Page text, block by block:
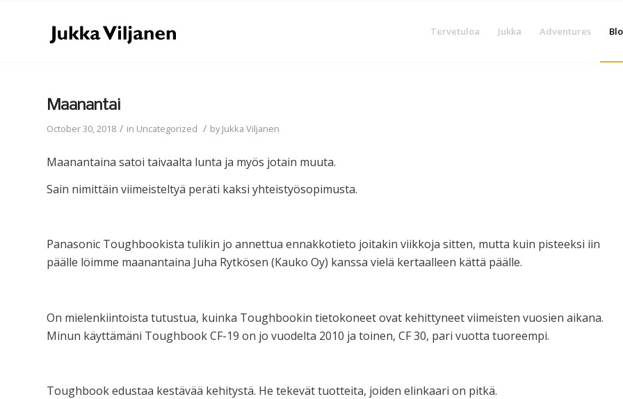
Tervetuloa Jukka Adventures
Maanantai
October 30, 2018 / in Uncategorized / byJukka Viljanen
Maanantaina satoi taivaalta lunta ja myös jotain muuta.
Sain nimittäin viimeisteltyä peräti kaksi yhteistyösopimusta.
Panasonic Toughbookista tulikin jo annettua ennakkotieto joitakin viikkoja sitten, mutta kuin pisteeksi iin
päälle löimme maanantaina Juha Rytkösen (Kauko Oy) kanssa vielä kertaalleen kättä päälle.
On mielenkiintoista tutustua, kuinka Toughbookin tietokoneet ovat kehittyneet viimeisten vuosien aikana.
Minun käyttämäni Toughbook CF-19 on jo vuodelta 2010 ja toinen, CF 30, pari vuotta tuoreempi.
Toughbook edustaa kestävää kehitystä. He tekevät tuotteita, joiden elinkaari on pitkä.